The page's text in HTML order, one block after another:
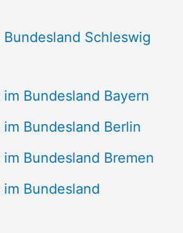
Schleswig
Bundesland Bayern
Bundesland Berlin
Bundesland Bremen
Bundesland